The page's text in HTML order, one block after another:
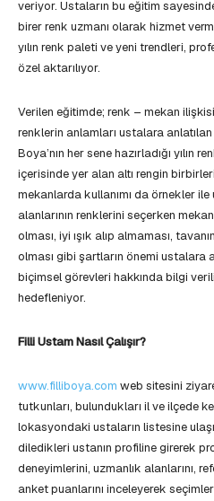
veriyor. Ustaların bu eğitim
birer renk uzmanı olarak hizmet
yılın renk paleti ve yeni trendleri,
özel aktarılıyor.
Verilen eğitimde; renk – mekan
renklerin anlamları ustalara
Boya’nın her sene hazırladığı yılın
içerisinde yer alan altı rengin
mekanlarda kullanımı da örnekler ile
alanlarının renklerini seçerken
olması, iyi ışık alıp almaması,
olması gibi şartların önemi ustalara
biçimsel görevleri hakkında bilgi
hedefleniyor.
Filli Ustam Nasıl Çalışır?
www.filliboya.com web sitesini
tutkunları, bulundukları il ve ilçede
lokasyondaki ustaların listesine
diledikleri ustanın profiline girerek
deneyimlerini, uzmanlık alanlarını,
anket puanlarını inceleyerek